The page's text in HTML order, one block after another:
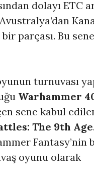
dolayı ETC
parçası. Bu
turnuvası
Warhammer
sene kabul
The 9th Age
Fantasy’nin
oyunu olarak